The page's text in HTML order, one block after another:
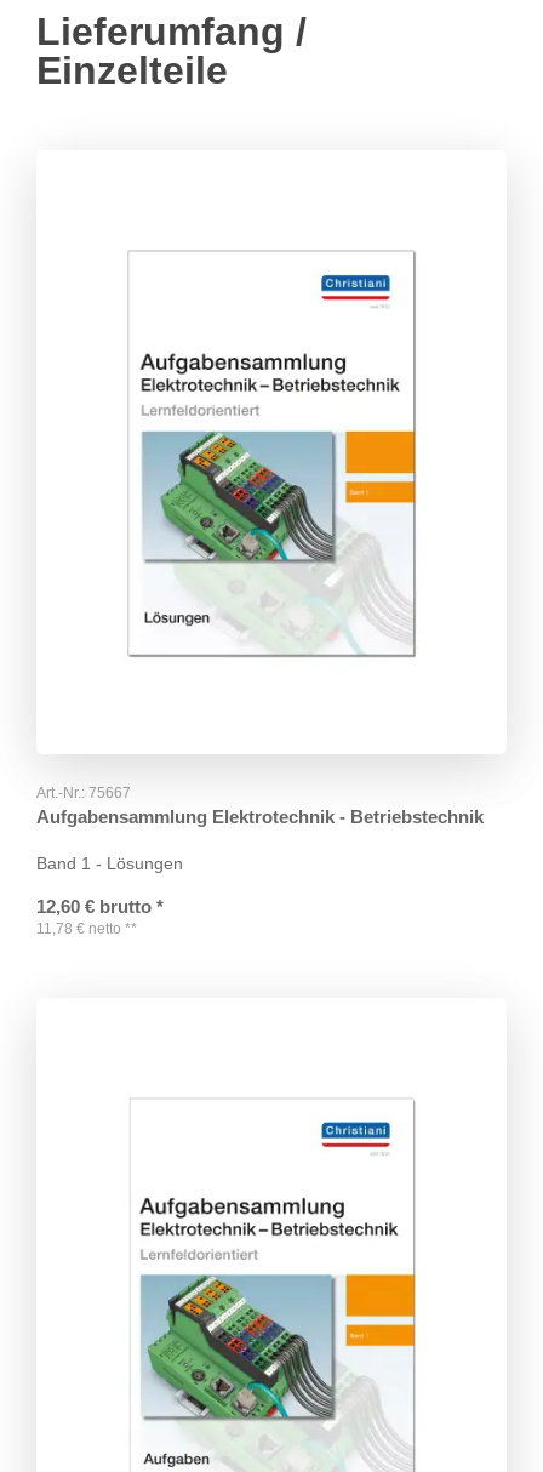
Lieferumfang /
Einzelteile
Art.-Nr.: 75667
Aufgabensammlung Elektrotechnik - Betriebstechnik
Band 1 - Lösungen
12,60 € brutto *
11,78 € netto **